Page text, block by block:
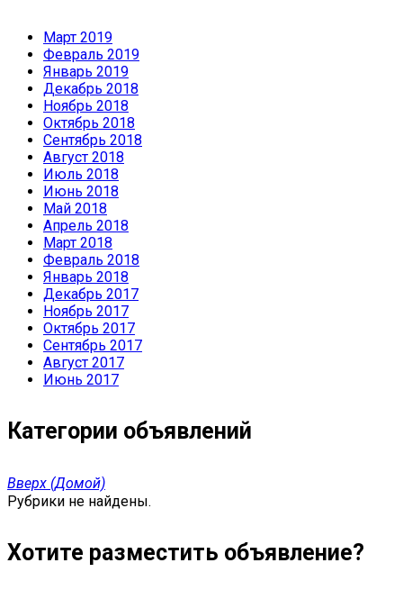
Март 2019
Февраль 2019
Январь 2019
Декабрь 2018
Ноябрь 2018
Октябрь 2018
Сентябрь 2018
Август 2018
Июль 2018
Июнь 2018
Май 2018
Апрель 2018
Март 2018
Февраль 2018
Январь 2018
Декабрь 2017
Ноябрь 2017
Октябрь 2017
Сентябрь 2017
Август 2017
Июнь 2017
Категории объявлений
Вверх (Домой)
Рубрики не найдены.
Хотите разместить объявление?